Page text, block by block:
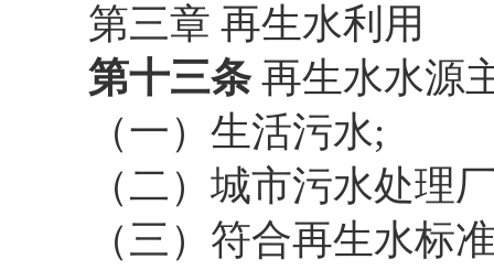
第三章 再生水利用
第十三条 再生水水源
（一）生活污水;
（二）城市污水处理
（三）符合再生水标